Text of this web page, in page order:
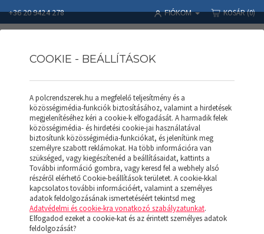
+36 20 9424 278 FIÓKOM KOSÁR(0)
Polcrendszerek Termékek SALGÓ POLCSALGÓ POLC
Polcosztó 500 (Festett)
COOKIE - BEÁLLÍTÁSOK
A polcrendszerek.hu a megfelelő teljesítmény és a
közösségimédia-funkciók biztosításához, valamint a hirdetések
megjelenítéséhez kéri a cookie-k elfogadását. A harmadik felek
közösségimédia- és hirdetési cookie-jai használatával
biztosítunk közösségimédia-funkciókat, és jelenítünk meg
személyre szabott reklámokat. Ha több információra van
szükséged, vagy kiegészítenéd a beállításaidat, kattints a
További információ gombra, vagy keresd fel a webhely alsó
részéről elérhető Cookie-beállítások területet. A cookie-kkal
kapcsolatos további információért, valamint a személyes
adatok feldolgozásának ismertetéséért tekintsd meg
Adatvédelmi és cookie-kra vonatkozó szabályzatunkat.
Elfogadod ezeket a cookie-kat és az érintett személyes adatok
feldolgozását?